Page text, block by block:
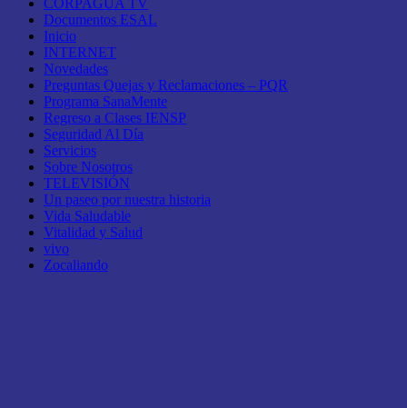
CORPAGUA TV
Documentos ESAL
Inicio
INTERNET
Novedades
Preguntas Quejas y Reclamaciones – PQR
Programa SanaMente
Regreso a Clases IENSP
Seguridad Al Día
Servicios
Sobre Nosotros
TELEVISIÓN
Un paseo por nuestra historia
Vida Saludable
Vitalidad y Salud
vivo
Zocaliando